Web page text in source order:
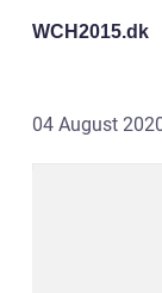
WCH2015.dk
04 August